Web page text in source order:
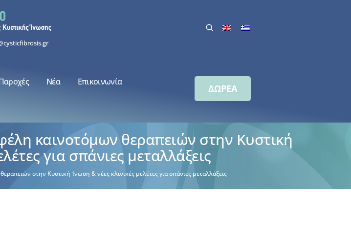
Νέα Επικοινωνία
ΔΩΡΕΑ
καινοτόμων θεραπειών στην Κυστική
για σπάνιες μεταλλάξεις
στην Κυστική Ίνωση & νέες κλινικές μελέτες για σπάνιες μεταλλάξεις